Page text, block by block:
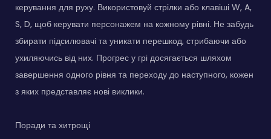
керування для руху. Використовуй стрілки або клавіші W, A,
S, D, щоб керувати персонажем на кожному рівні. Не забудь
збирати підсилювачі та уникати перешкод, стрибаючи або
ухиляючись від них. Прогрес у грі досягається шляхом
завершення одного рівня та переходу до наступного, кожен
з яких представляє нові виклики.
Поради та хитрощі